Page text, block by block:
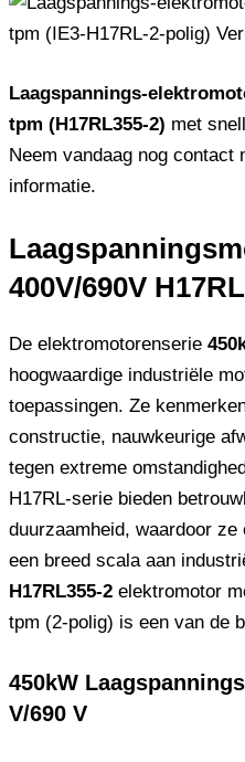
Laagspannings-
tpm (H17RL355-2) met
Neem vandaag nog contact
informatie.
400V/690V
De elektromotorenserie
hoogwaardige industriële
toepassingen. Ze
constructie, nauwkeurige
tegen extreme
H17RL-serie bieden
duurzaamheid, waardoor
een breed scala aan
H17RL355-2 elektromotor
tpm (2-polig) is een van de
450kW
V/690 V